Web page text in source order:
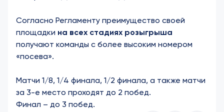
Согласно Регламенту преимущество своей
площадки на всех стадиях розыгрыша
получают команды с более высоким номером
«посева».
Матчи 1/8, 1/4 финала, 1/2 финала, а также матчи
за 3-е место проходят до 2 побед.
Финал – до 3 побед.